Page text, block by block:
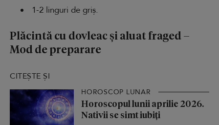
1-2 linguri de griș.
Plăcintă cu dovleac și aluat fraged –
Mod de preparare
CITEȘTE ȘI
HOROSCOP LUNAR
Horoscopul lunii aprilie 2026.
Nativii se simt iubiți